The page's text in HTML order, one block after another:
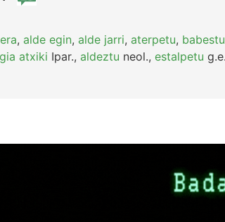
, alde egin, alde jarri, aterpetu, babestu
atxiki Ipar., aldeztu neol., estalpetu g.e.